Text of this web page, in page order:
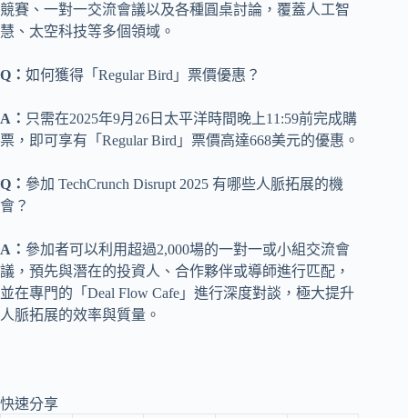
競賽、一對一交流會議以及各種圓桌討論，覆蓋人工智
慧、太空科技等多個領域。
Q： 如何獲得「Regular Bird」票價優惠？
A： 只需在2025年9月26日太平洋時間晚上11:59前完成購
票，即可享有「Regular Bird」票價高達668美元的優惠。
Q： 參加 TechCrunch Disrupt 2025 有哪些人脈拓展的機
會？
A： 參加者可以利用超過2,000場的一對一或小組交流會
議，預先與潛在的投資人、合作夥伴或導師進行匹配，
並在專門的「Deal Flow Cafe」進行深度對談，極大提升
人脈拓展的效率與質量。
快速分享